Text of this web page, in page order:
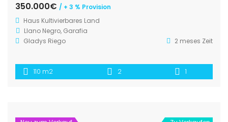
350.000€ / + 3 % Provision
Haus Kultivierbares Land
Llano Negro, Garafia
Gladys Riego
2 meses Zeit
110 m2 2 1